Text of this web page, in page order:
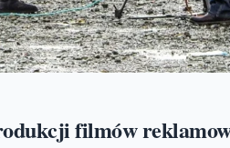
filmów